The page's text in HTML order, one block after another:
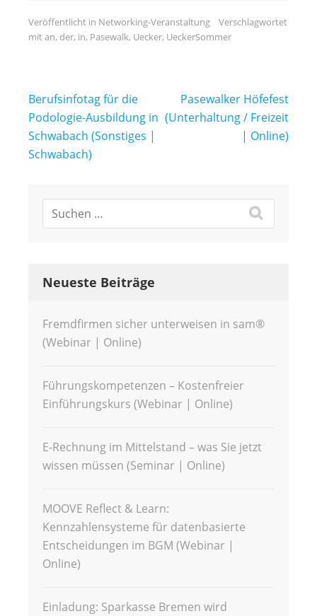
Veröffentlicht in Networking-Veranstaltung
Verschlagwortet
mitan, der, in, Pasewalk, Uecker, UeckerSommer
Beitragsnavigation
Berufsinfotag für die
Podologie-Ausbildung in
Schwabach (Sonstiges |
Schwabach)
Pasewalker Höfefest
(Unterhaltung / Freizeit
| Online)
Neueste Beiträge
Fremdfirmen sicher unterweisen in sam®
(Webinar | Online)
Führungskompetenzen – Kostenfreier
Einführungskurs (Webinar | Online)
E-Rechnung im Mittelstand – was Sie jetzt
wissen müssen (Seminar | Online)
MOOVE Reflect & Learn:
Kennzahlensysteme für datenbasierte
Entscheidungen im BGM (Webinar |
Online)
Einladung: Sparkasse Bremen wird